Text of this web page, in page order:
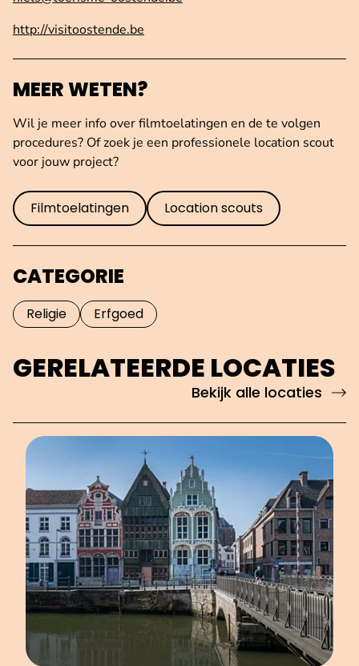
http://visitoostende.be
MEER WETEN?
Wil je meer info over filmtoelatingen en de te volgen
procedures? Of zoek je een professionele location scout
voor jouw project?
Filmtoelatingen Location scouts
CATEGORIE
Religie Erfgoed
GERELATEERDE LOCATIES
Bekijk alle locaties